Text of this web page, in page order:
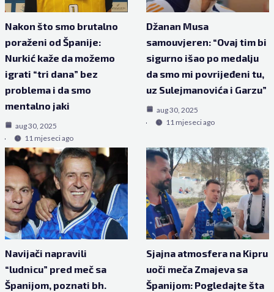
Nakon što smo brutalno
poraženi od Španije:
Nurkić kaže da možemo
igrati “tri dana” bez
problema i da smo
mentalno jaki
aug 30, 2025
11 mjeseci ago
Džanan Musa
samouvjeren: “Ovaj tim bi
sigurno išao po medalju
da smo mi povrijeđeni tu,
uz Sulejmanovića i Garzu”
aug 30, 2025
11 mjeseci ago
Navijači napravili
“ludnicu” pred meč sa
Španijom, poznati bh.
Sjajna atmosfera na Kipru
uoči meča Zmajeva sa
Španijom: Pogledajte šta